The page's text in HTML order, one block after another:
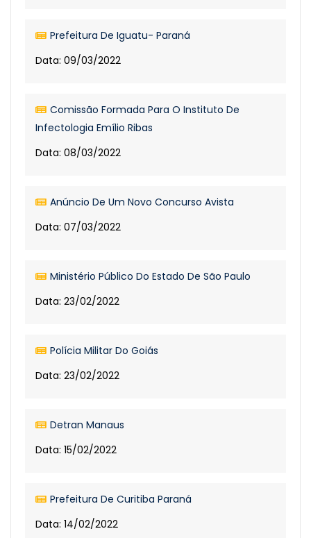
Prefeitura De Iguatu- Paraná
Data: 09/03/2022
Comissão Formada Para O Instituto De
Infectologia Emílio Ribas
Data: 08/03/2022
Anúncio De Um Novo Concurso Avista
Data: 07/03/2022
Ministério Público Do Estado De São Paulo
Data: 23/02/2022
Polícia Militar Do Goiás
Data: 23/02/2022
Detran Manaus
Data: 15/02/2022
Prefeitura De Curitiba Paraná
Data: 14/02/2022